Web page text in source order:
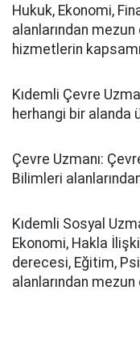
Hukuk, Ekonomi,
alanlarından
hizmetlerin
Kıdemli Çevre
herhangi bir alanda
Çevre Uzmanı:
Bilimleri
Kıdemli Sosyal
Ekonomi, Hakla
derecesi, Eğitim,
alanlarından mezun